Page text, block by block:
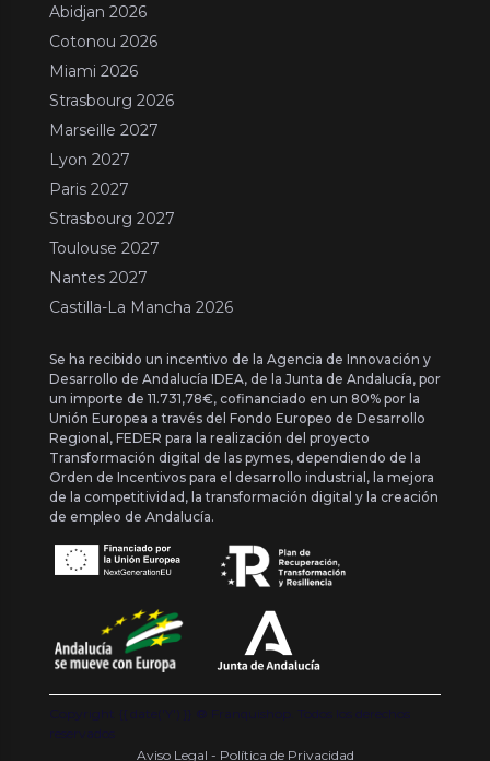
Abidjan 2026
Cotonou 2026
Miami 2026
Strasbourg 2026
Marseille 2027
Lyon 2027
Paris 2027
Strasbourg 2027
Toulouse 2027
Nantes 2027
Castilla-La Mancha 2026
Se ha recibido un incentivo de la Agencia de Innovación y
Desarrollo de Andalucía IDEA, de la Junta de Andalucía, por
un importe de 11.731,78€, cofinanciado en un 80% por la
Unión Europea a través del Fondo Europeo de Desarrollo
Regional, FEDER para la realización del proyecto
Transformación digital de las pymes, dependiendo de la
Orden de Incentivos para el desarrollo industrial, la mejora
de la competitividad, la transformación digital y la creación
de empleo de Andalucía.
Copyright {{ date('Y') }} ® Franquishop. Todos los derechos
reservados
Aviso Legal - Política de Privacidad